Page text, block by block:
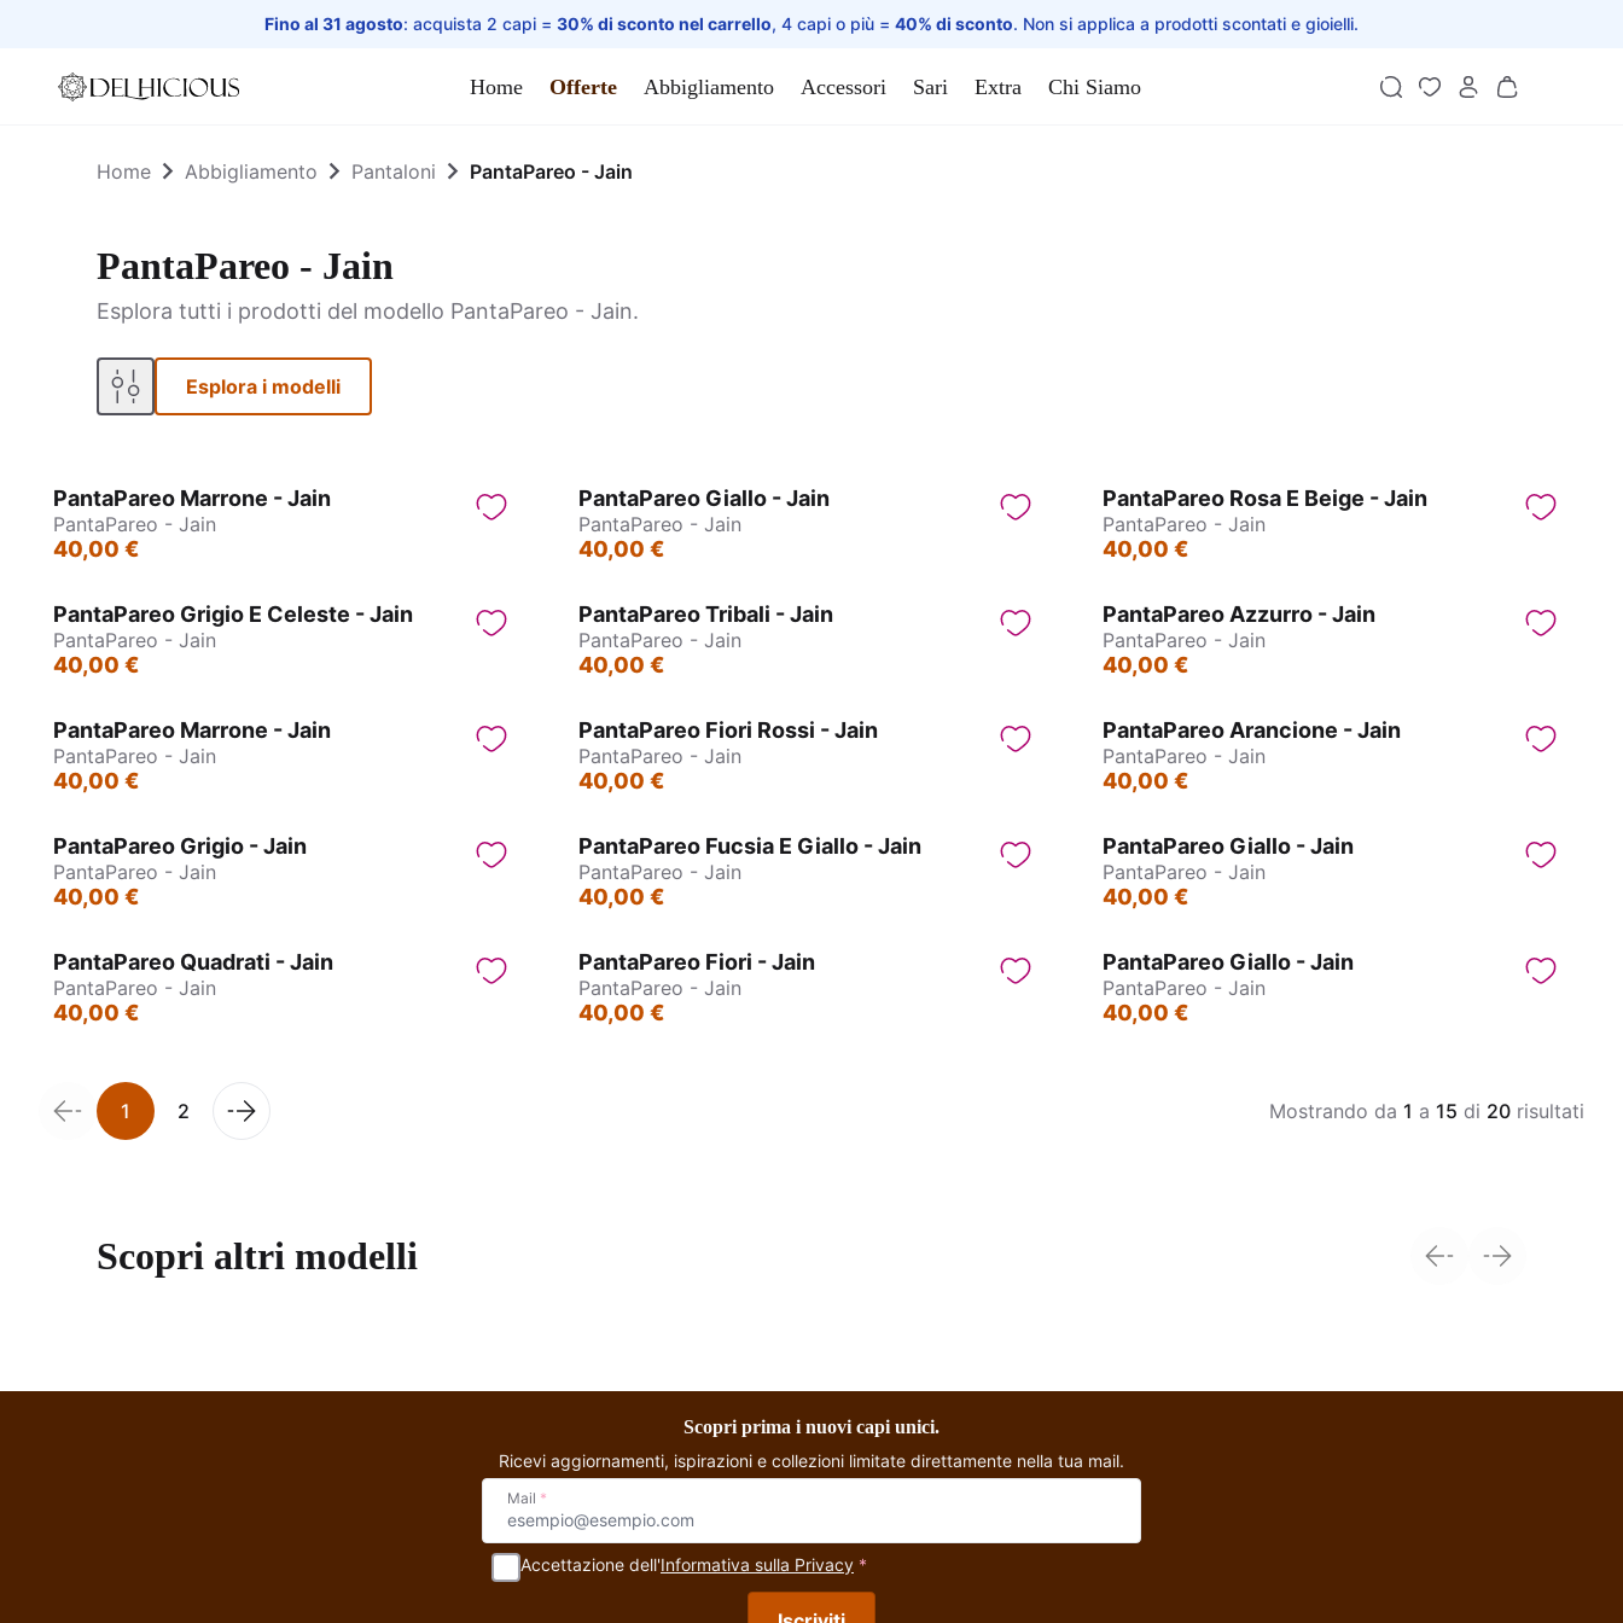
Fino al 31 agosto: acquista 2 capi = 30% di sconto nel carrello, 4 capi o più = 40% di sconto. Non si applica a prodotti scontati e gioielli.
Home
Home Offerte Abbigliamento Accessori Sari Extra Chi Siamo
Home Abbigliamento Pantaloni PantaPareo - Jain
PantaPareo - Jain
Esplora tutti i prodotti del modello PantaPareo - Jain.
Esplora i modelli
PantaPareo Marrone - Jain
PantaPareo - Jain
40,00 €
PantaPareo Giallo - Jain
PantaPareo - Jain
40,00 €
PantaPareo Rosa E Beige - Jain
PantaPareo - Jain
40,00 €
PantaPareo Grigio E Celeste - Jain
PantaPareo - Jain
40,00 €
PantaPareo Tribali - Jain
PantaPareo - Jain
40,00 €
PantaPareo Azzurro - Jain
PantaPareo - Jain
40,00 €
PantaPareo Marrone - Jain
PantaPareo - Jain
40,00 €
PantaPareo Fiori Rossi - Jain
PantaPareo - Jain
40,00 €
PantaPareo Arancione - Jain
PantaPareo - Jain
40,00 €
PantaPareo Grigio - Jain
PantaPareo - Jain
40,00 €
PantaPareo Fucsia E Giallo - Jain
PantaPareo - Jain
40,00 €
PantaPareo Giallo - Jain
PantaPareo - Jain
40,00 €
PantaPareo Quadrati - Jain
PantaPareo - Jain
40,00 €
PantaPareo Fiori - Jain
PantaPareo - Jain
40,00 €
PantaPareo Giallo - Jain
PantaPareo - Jain
40,00 €
1 2 Mostrando da 1 a 15 di 20 risultati
Scopri altri modelli
Scopri prima i nuovi capi unici.
Ricevi aggiornamenti, ispirazioni e collezioni limitate direttamente nella tua mail.
Mail *
Accettazione dell'Informativa sulla Privacy *